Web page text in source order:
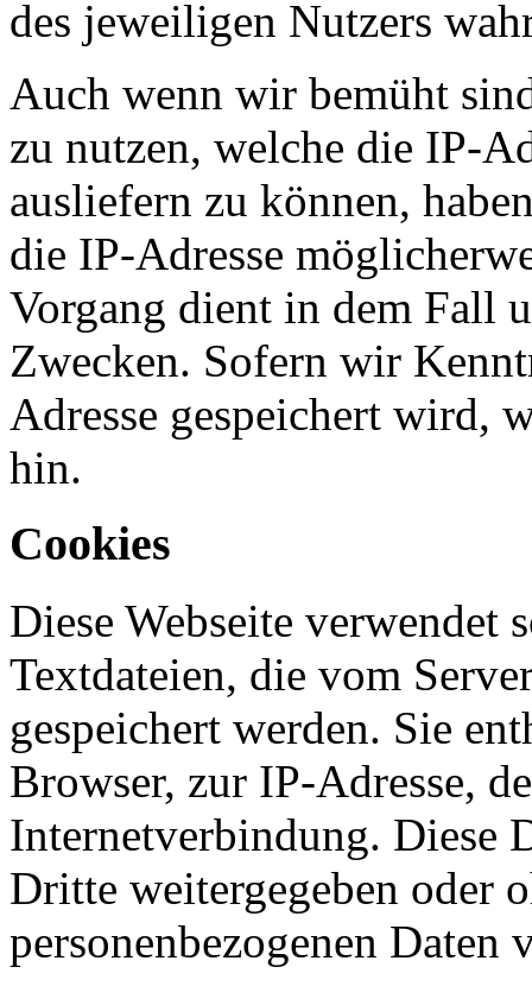
des jeweiligen Nutzers
Auch wenn wir bemüht
zu nutzen, welche die IP-
ausliefern zu können,
die IP-Adresse
Vorgang dient in dem Fall
Zwecken. Sofern wir
Adresse gespeichert wird,
hin.
Cookies
Diese Webseite verwendet
Textdateien, die vom
gespeichert werden. Sie
Browser, zur IP-Adresse,
Internetverbindung. Diese
Dritte weitergegeben oder
personenbezogenen Daten